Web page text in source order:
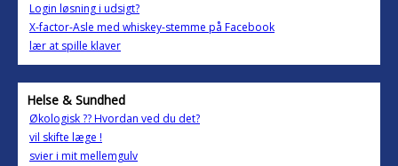
Login løsning i udsigt?
X-factor-Asle med whiskey-stemme på Facebook
lær at spille klaver
Helse & Sundhed
Økologisk ?? Hvordan ved du det?
vil skifte læge !
svier i mit mellemgulv